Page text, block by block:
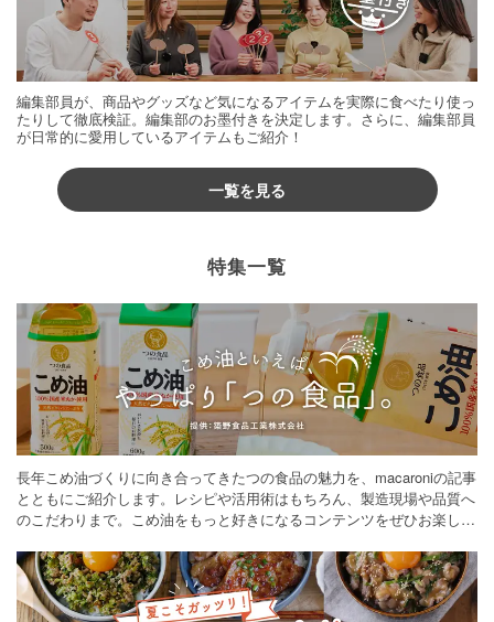
編集部員が、商品やグッズなど気になるアイテムを実際に食べたり使っ
たりして徹底検証。編集部のお墨付きを決定します。さらに、編集部員
が日常的に愛用しているアイテムもご紹介！
一覧を見る
特集一覧
長年こめ油づくりに向き合ってきたつの食品の魅力を、macaroniの記事
とともにご紹介します。レシピや活用術はもちろん、製造現場や品質へ
のこだわりまで。こめ油をもっと好きになるコンテンツをぜひお楽しみ